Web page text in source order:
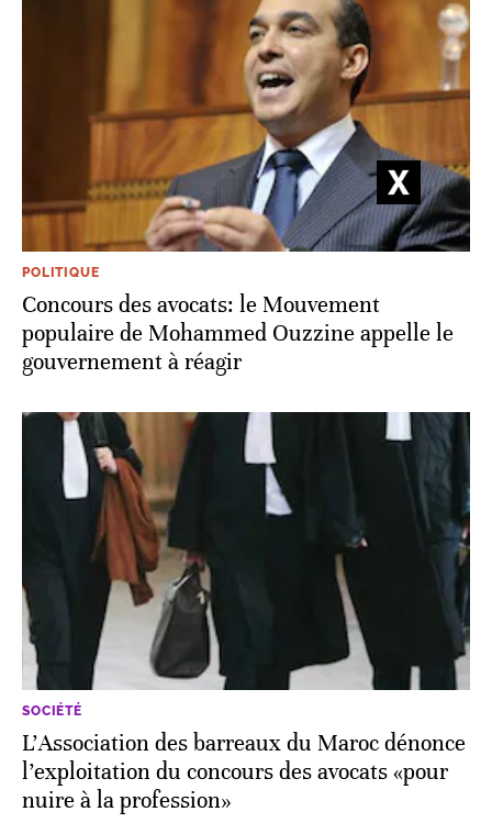
POLITIQUE
Concours des avocats: le Mouvement
populaire de Mohammed Ouzzine appelle le
gouvernement à réagir
SOCIÉTÉ
L’Association des barreaux du Maroc dénonce
l’exploitation du concours des avocats «pour
nuire à la profession»